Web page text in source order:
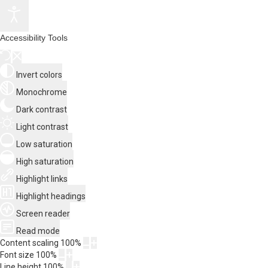
Accessibility Tools
Invert colors
Monochrome
Dark contrast
Light contrast
Low saturation
High saturation
Highlight links
Highlight headings
Screen reader
Read mode
Content scaling 100%
Font size 100%